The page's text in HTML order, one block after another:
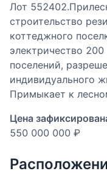
Лот
строительство
коттеджного
электричество
поселений,
индивидуального
Примыкает к
Цена
550 000 000 ₽